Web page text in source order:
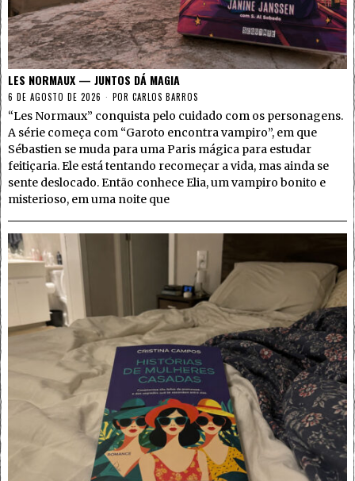
LES NORMAUX — JUNTOS DÁ MAGIA
6 DE AGOSTO DE 2026 POR CARLOS BARROS
“Les Normaux” conquista pelo cuidado com os personagens.
A série começa com “Garoto encontra vampiro”, em que
Sébastien se muda para uma Paris mágica para estudar
feitiçaria. Ele está tentando recomeçar a vida, mas ainda se
sente deslocado. Então conhece Elia, um vampiro bonito e
misterioso, em uma noite que